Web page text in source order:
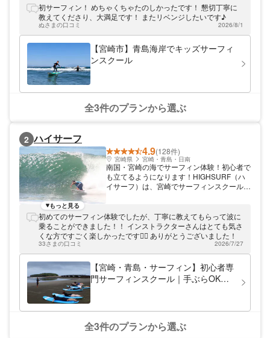
楽しさをぜひ体感してくださいね。
初サーフィン！ めちゃくちゃたのしかったです！ 懇切丁寧に
教えてくださり、大満足です！ またリベンジしたいです♪
ぬさまの口コミ 2026/8/1
【宮崎市】青島海岸でキッズサーフィ
ンスクール
全3件のプランから選ぶ
2 ハイサーフ
4.9(128件)
宮崎県 宮崎・青島・日南
南国・宮崎の海でサーフィン体験！初心者で
も立てるようになります！HIGHSURF（ハ
イサーフ）は、宮崎でサーフィンスクールや
ーフィンは基本をしっかり教われば誰でも楽
しめるスポーツです。HIGHSURFのサーフ
ィンスクールは、初心者にも安心の親切な指
導で、お子様やご家族連れにも人気です！代
表はサーフィン歴25年以上のベテラン。サ
ーフィンのことなら何でもお聞きください！
宮崎のサーフィンはHIGHSURFにおまか
せ！ HIGHSURFでは、サーフィンスクール
の送迎も可能。またショップにはサーフィ
ン・ボードの各種グッズや小物などを豊富に
取り揃えています！ サーファーへの第一歩
もっと見る
初めてのサーフィン体験でしたが、丁寧に教えてもらって波に
乗ることができました！！ インストラクターさんはとても気さ
くな方ですごく楽しかったです👍🏻 ありがとうございました！
33さまの口コミ 2026/7/27
【宮崎・青島・サーフィン】初心者専
門サーフィンスクール｜手ぶらOK・
全3件のプランから選ぶ